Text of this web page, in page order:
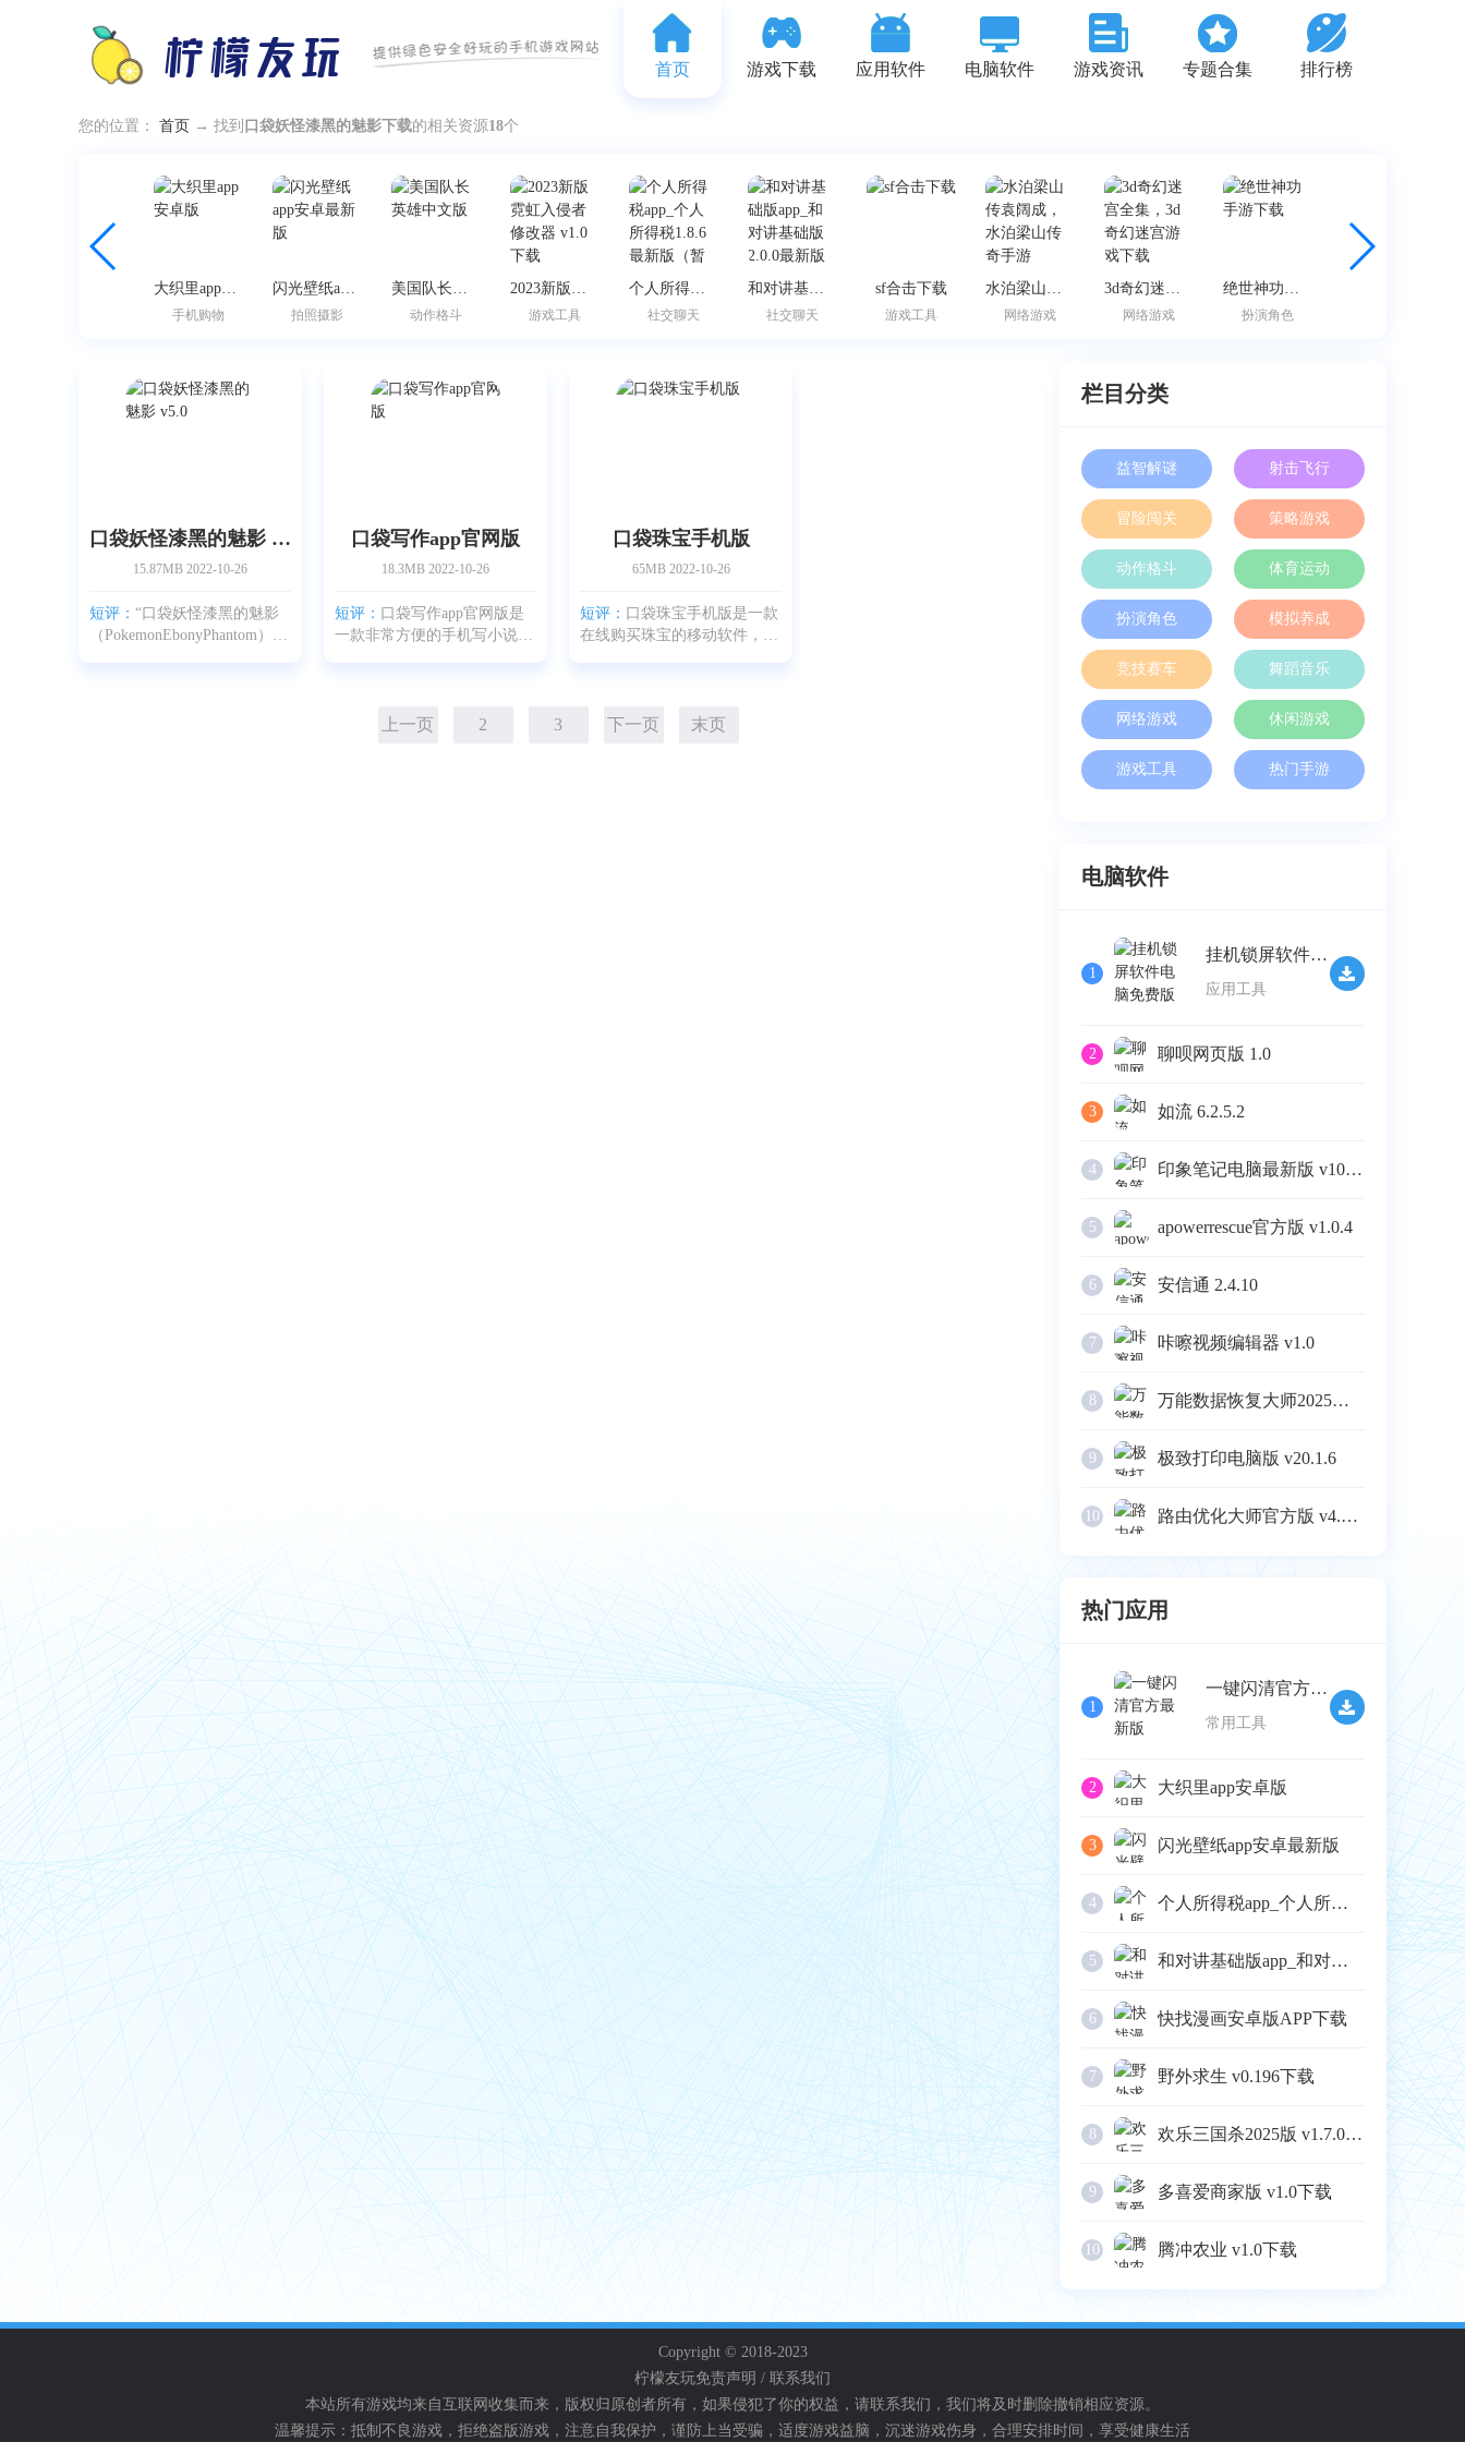
首页 游戏下载 应用软件 电脑软件 游戏资讯 专题合集 排行榜
您的位置： 首页 → 找到 口袋妖怪漆黑的魅影下载的相关资源18个
大织里app安卓版
手机购物
闪光壁纸app安卓最新版
拍照摄影
美国队长英雄中文版
动作格斗
2023新版霓虹入侵者修改器 v1.0下载
游戏工具
个人所得税app_个人所得税1.8.6最新版（暂无下载）
社交聊天
和对讲基础版app_和对讲基础版2.0.0最新版（暂无下载）
社交聊天
sf合击下载
游戏工具
水泊梁山传袁阔成，水泊梁山传奇手游
网络游戏
3d奇幻迷宫全集，3d奇幻迷宫游戏下载
网络游戏
绝世神功手游下载
扮演角色
口袋妖怪漆黑的魅影 v5.0
15.87MB 2022-10-26
短评： “口袋妖怪漆黑的魅影
（PokemonEbonyPhantom）”是
口袋写作app官网版
18.3MB 2022-10-26
短评： 口袋写作app官网版是
一款非常方便的手机写小说的
app官网版使用心得，该软件
口袋珠宝手机版
65MB 2022-10-26
短评： 口袋珠宝手机版是一款
在线购买珠宝的移动软件，本
该软件线上珠宝购物的优质体
上一页 2 3 下一页 末页
栏目分类
益智解谜 射击飞行
冒险闯关 策略游戏
动作格斗 体育运动
扮演角色 模拟养成
竞技赛车 舞蹈音乐
网络游戏 休闲游戏
游戏工具 热门手游
电脑软件
1
挂机锁屏软件电脑免费版 v2.32
应用工具
2 聊呗网页版 1.0
3 如流 6.2.5.2
4 印象笔记电脑最新版 v10.4.4
5 apowerrescue官方版 v1.0.4
6 安信通 2.4.10
7 咔嚓视频编辑器 v1.0
8 万能数据恢复大师2025版 v6.3
9 极致打印电脑版 v20.1.6
10 路由优化大师官方版 v4.5.32
热门应用
1
一键闪清官方最新版
常用工具
2 大织里app安卓版
3 闪光壁纸app安卓最新版
4 个人所得税app_个人所得税1.8.6最新版（暂无下载）
5 和对讲基础版app_和对讲基础版2.0.0最新版（暂无下载）
6 快找漫画安卓版APP下载
7 野外求生 v0.196下载
8 欢乐三国杀2025版 v1.7.0下载
9 多喜爱商家版 v1.0下载
10 腾冲农业 v1.0下载
Copyright © 2018-2023
柠檬友玩免责声明 / 联系我们
本站所有游戏均来自互联网收集而来，版权归原创者所有，如果侵犯了你的权益，请联系我们，我们将及时删除撤销相应资源。
温馨提示：抵制不良游戏，拒绝盗版游戏，注意自我保护，谨防上当受骗，适度游戏益脑，沉迷游戏伤身，合理安排时间，享受健康生活